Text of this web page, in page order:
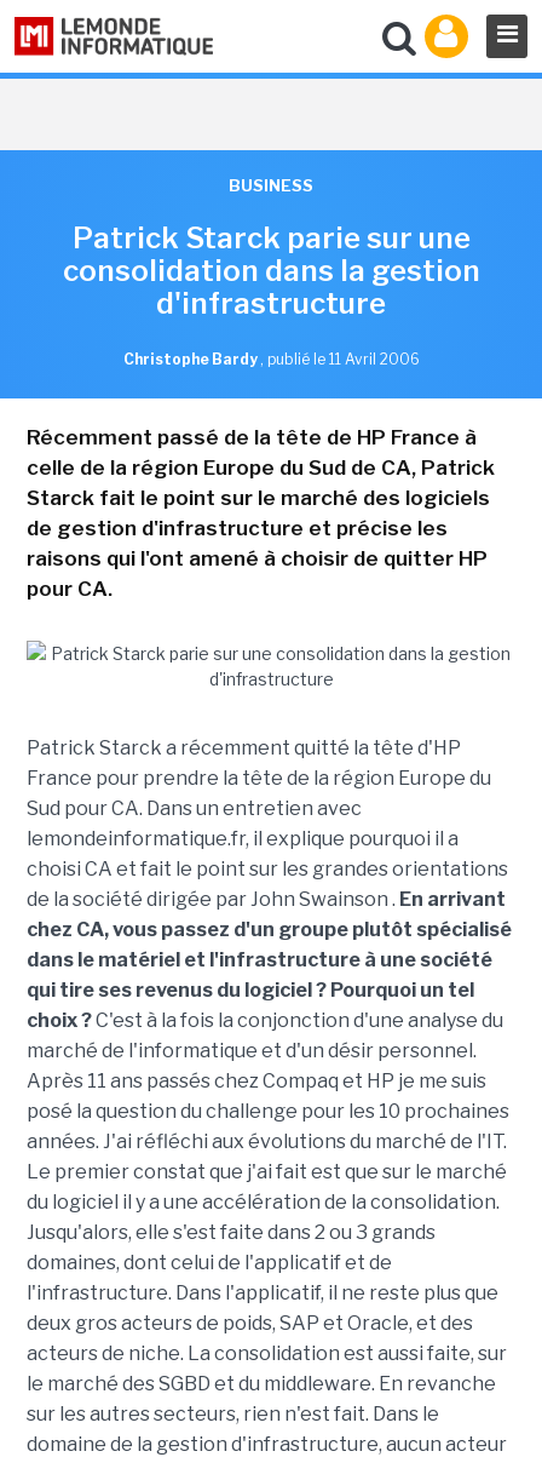
BUSINESS
Patrick Starck parie sur une
consolidation dans la gestion
d'infrastructure
Christophe Bardy , publié le 11 Avril 2006
Récemment passé de la tête de HP France à
celle de la région Europe du Sud de CA, Patrick
Starck fait le point sur le marché des logiciels
de gestion d'infrastructure et précise les
raisons qui l'ont amené à choisir de quitter HP
pour CA.
Patrick Starck a récemment quitté la tête d'HP
France pour prendre la tête de la région Europe du
Sud pour CA. Dans un entretien avec
lemondeinformatique.fr, il explique pourquoi il a
choisi CA et fait le point sur les grandes orientations
de la société dirigée par John Swainson . En arrivant
chez CA, vous passez d'un groupe plutôt spécialisé
dans le matériel et l'infrastructure à une société
qui tire ses revenus du logiciel ? Pourquoi un tel
choix ?C'est à la fois la conjonction d'une analyse du
marché de l'informatique et d'un désir personnel.
Après 11 ans passés chez Compaq et HP je me suis
posé la question du challenge pour les 10 prochaines
années. J'ai réfléchi aux évolutions du marché de l'IT.
Le premier constat que j'ai fait est que sur le marché
du logiciel il y a une accélération de la consolidation.
Jusqu'alors, elle s'est faite dans 2 ou 3 grands
domaines, dont celui de l'applicatif et de
l'infrastructure. Dans l'applicatif, il ne reste plus que
deux gros acteurs de poids, SAP et Oracle, et des
acteurs de niche. La consolidation est aussi faite, sur
le marché des SGBD et du middleware. En revanche
sur les autres secteurs, rien n'est fait. Dans le
domaine de la gestion d'infrastructure, aucun acteur